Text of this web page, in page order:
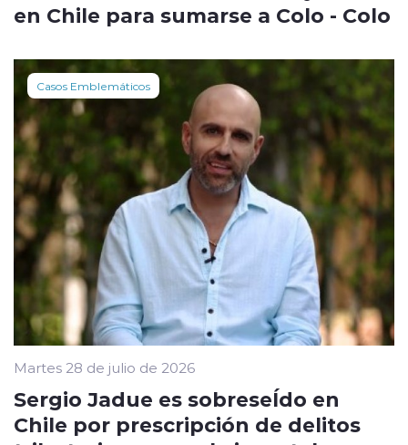
en Chile para sumarse a Colo - Colo
Casos Emblemáticos
Martes 28 de julio de 2026
Sergio Jadue es sobreseÍdo en
Chile por prescripción de delitos